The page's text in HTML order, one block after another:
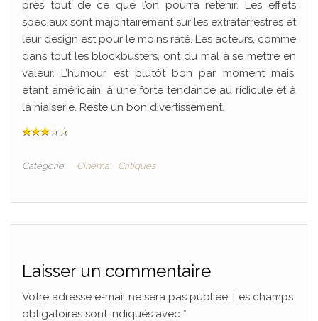
près tout de ce que l’on pourra retenir. Les effets
spéciaux sont majoritairement sur les extraterrestres et
leur design est pour le moins raté. Les acteurs, comme
dans tout les blockbusters, ont du mal à se mettre en
valeur. L’humour est plutôt bon par moment mais,
étant américain, à une forte tendance au ridicule et à
la niaiserie. Reste un bon divertissement.
Catégorie Cinéma Critiques
Laisser un commentaire
Votre adresse e-mail ne sera pas publiée. Les champs
obligatoires sont indiqués avec *